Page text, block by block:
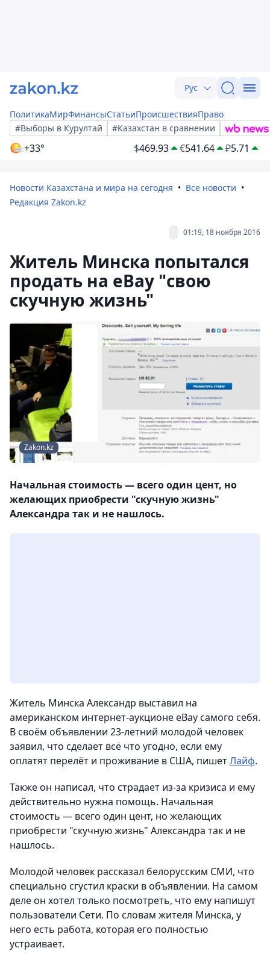
Рус
ПолитикаМирФинансыСтатьиПроисшествияПраво
#Выборы в Курултай
#Казахстан в сравнении
+33° $469.93 €541.64 ₽5.71
Новости Казахстана и мира на сегодня
Все новости
Редакция Zakon.kz
01:19, 18 ноября 2016
Житель Минска попытался
продать на eBay "свою
скучную жизнь"
Zakon.kz
Начальная стоимость — всего один цент, но
желающих приобрести "скучную жизнь"
Александра так и не нашлось.
Житель Минска Александр выставил на
американском интернет-аукционе eBay самого себя.
В своём объявлении 23-летний молодой человек
заявил, что сделает всё что угодно, если ему
оплатят перелёт и проживание в США, пишетЛайф.
Также он написал, что страдает из-за кризиса и ему
действительно нужна помощь. Начальная
стоимость — всего один цент, но желающих
приобрести "скучную жизнь" Александра так и не
нашлось.
Молодой человек рассказал белорусским СМИ, что
специально сгустил краски в объявлении. На самом
деле он хотел только посмотреть, что ему напишут
пользователи Сети. По словам жителя Минска, у
него есть работа, которая его полностью
устраивает.